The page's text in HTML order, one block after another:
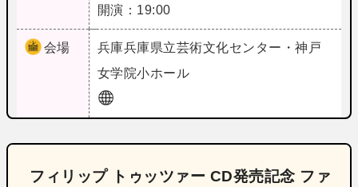
開演：19:00
会場 兵庫兵庫県立芸術文化センター・神戸
女学院小ホール
フィリップ トゥッツァー CD発売記念 ファ